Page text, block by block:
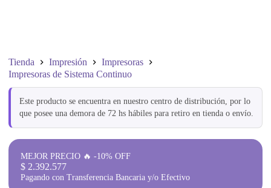
Tienda Impresión
Impresoras
Impresoras de Sistema Continuo
Este producto se encuentra en nuestro centro de distribución, por lo
que posee una demora de 72 hs hábiles para retiro en tienda o envío.
MEJOR PRECIO 🔥 -10% OFF
$ 2.392.577
Pagando con Transferencia Bancaria y/o Efectivo